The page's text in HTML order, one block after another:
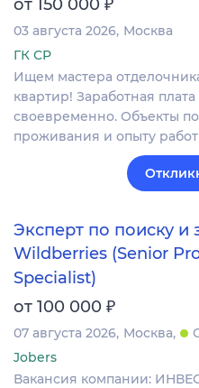
от 150 000
03 августа 2026 Москва
ГК СР
Ищем мастера
квартир! Заработная
своевременно. Объекты
проживания и опыту
Эксперт по поиску и
Wildberries (Senior
Specialist)
от 100 000 ₽
07 августа 2026 Москва
Jobers
Вакансия компании: